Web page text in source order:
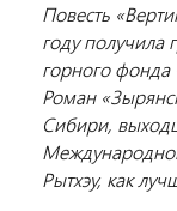
Повесть
году получила
горного фонда
Роман
Сибири,
Рытхэу, как